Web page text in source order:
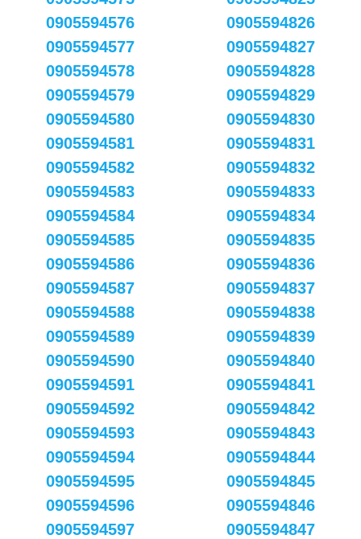
0905594576
0905594577
0905594578
0905594579
0905594580
0905594581
0905594582
0905594583
0905594584
0905594585
0905594586
0905594587
0905594588
0905594589
0905594590
0905594591
0905594592
0905594593
0905594594
0905594595
0905594596
0905594597
0905594826
0905594827
0905594828
0905594829
0905594830
0905594831
0905594832
0905594833
0905594834
0905594835
0905594836
0905594837
0905594838
0905594839
0905594840
0905594841
0905594842
0905594843
0905594844
0905594845
0905594846
0905594847